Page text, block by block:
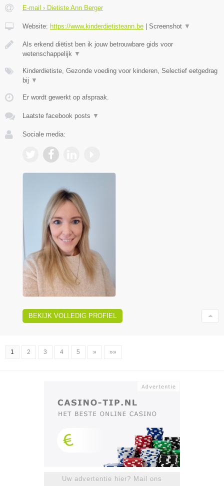
E-mail › Dietiste Ann Berger
Website: https://www.kinderdietisteann.be | Screenshot ▼
Als erkend diëtist ben ik jouw betrouwbare gids voor
wetenschappelijk ▼
Kinderdietiste, Gezonde voeding voor kinderen, Selectief eetgedrag
bij ▼
Er wordt gewerkt op afspraak.
Laatste facebook posts ▼
Sociale media:
BEKIJK VOLLEDIG PROFIEL
1 2 3 4 5 » »»
Uw advertentie hier? Mail ons